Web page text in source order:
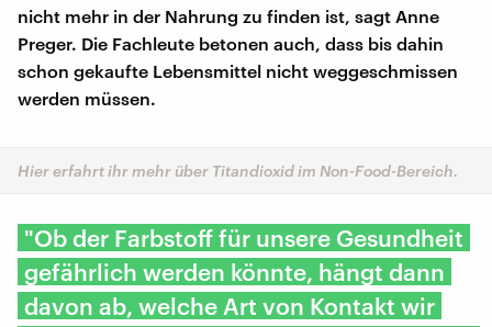
nicht mehr in der Nahrung zu finden ist, sagt Anne
Preger. Die Fachleute betonen auch, dass bis dahin
schon gekaufte Lebensmittel nicht weggeschmissen
werden müssen.
Hier erfahrt ihr mehr über Titandioxid im Non-Food-Bereich.
"Ob der Farbstoff für unsere Gesundheit
gefährlich werden könnte, hängt dann
davon ab, welche Art von Kontakt wir